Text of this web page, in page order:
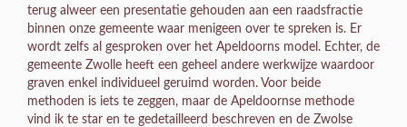
terug alweer een presentatie gehouden aan een raadsfractie
binnen onze gemeente waar menigeen over te spreken is. Er
wordt zelfs al gesproken over het Apeldoorns model. Echter, de
gemeente Zwolle heeft een geheel andere werkwijze waardoor
graven enkel individueel geruimd worden. Voor beide
methoden is iets te zeggen, maar de Apeldoornse methode
vind ik te star en te gedetailleerd beschreven en de Zwolse